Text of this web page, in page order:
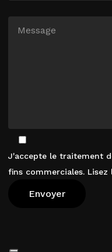
J'accepte le traitement
fins commerciales. Lisez